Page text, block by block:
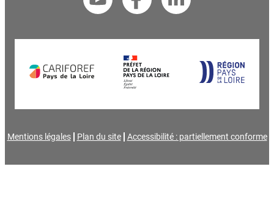
Mentions légales Plan du site Accessibilité : partiellement conforme